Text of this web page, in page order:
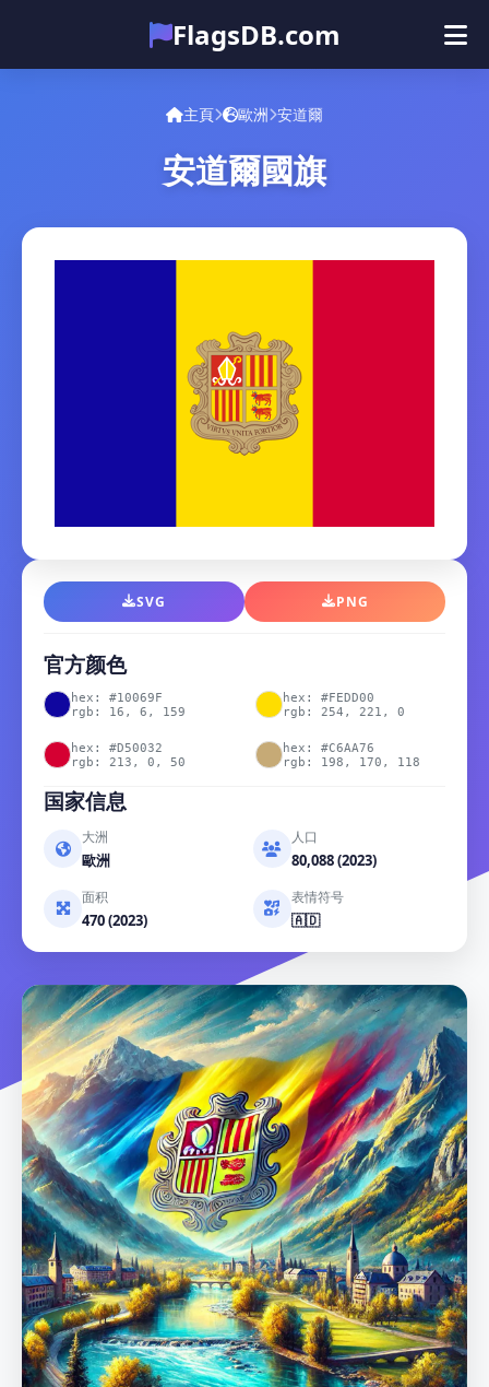
FlagsDB.com
主頁
测验
主頁 歐洲 安道爾
安道爾國旗
SVG PNG
官方颜色
hex: #10069F
rgb: 16, 6, 159
hex: #FEDD00
rgb: 254, 221, 0
hex: #D50032
rgb: 213, 0, 50
hex: #C6AA76
rgb: 198, 170, 118
国家信息
大洲
歐洲
人口
80,088 (2023)
面积
470 (2023)
表情符号
🇦🇩